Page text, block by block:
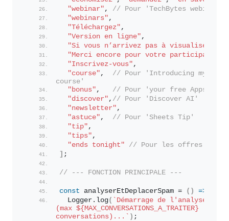
"webinar" , // Pour 'TechBytes webinars'
"webinars" ,
"Téléchargez" ,
"Version en ligne" ,
"Si vous n’arrivez pas à visualiser
"Merci encore pour votre participation
"Inscrivez-vous" ,
"course" , // Pour 'Introducing my
course'
"bonus" , // Pour 'your free Apps
"discover" , // Pour 'Discover AI'
"newsletter" ,
"astuce" , // Pour 'Sheets Tip'
"tip" ,
"tips" ,
"ends tonight"
// Pour les offres
] ;
// --- FONCTION PRINCIPALE ---
const analyserEtDeplacerSpam = ( ) =>
  Logger.
log( `Démarrage de l'analyse des
(max ${MAX_CONVERSATIONS_A_TRAITER}
conversations)...` ) ;